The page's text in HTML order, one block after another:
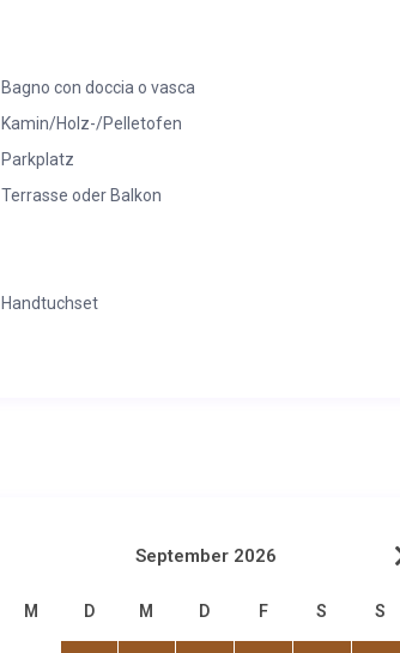
Bagno con doccia o vasca
Kamin/Holz-/Pelletofen
Parkplatz
Terrasse oder Balkon
Handtuchset
September 2026
M D M D F S S